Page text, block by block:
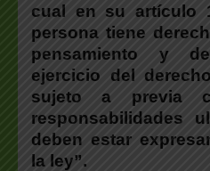
cual en su artículo
persona tiene
pensamiento y
ejercicio del
sujeto a previa
responsabilidades
deben estar
la ley”.